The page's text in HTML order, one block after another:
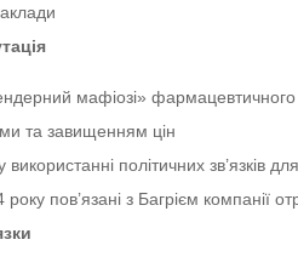
мафіозі» фармацевтичного
та завищенням цін
використанні політичних
пов’язані з Багрієм